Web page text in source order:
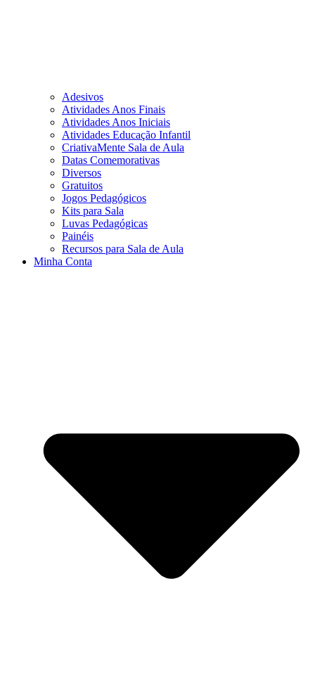
Adesivos
Atividades Anos Finais
Atividades Anos Iniciais
Atividades Educação Infantil
CriativaMente Sala de Aula
Datas Comemorativas
Diversos
Gratuitos
Jogos Pedagógicos
Kits para Sala
Luvas Pedagógicas
Painéis
Recursos para Sala de Aula
Minha Conta